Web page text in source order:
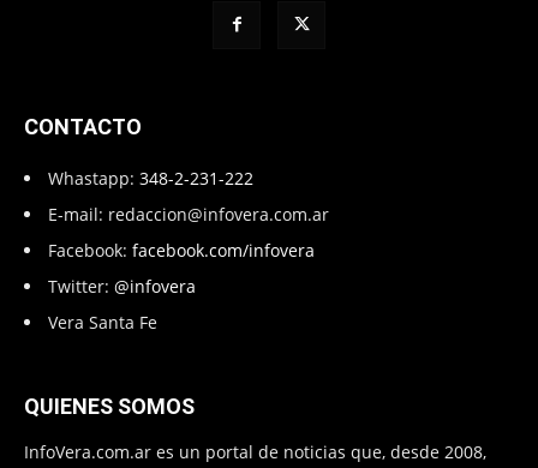
CONTACTO
Whastapp: 348-2-231-222
E-mail: redaccion@infovera.com.ar
Facebook: facebook.com/infovera
Twitter: @infovera
Vera Santa Fe
QUIENES SOMOS
InfoVera.com.ar es un portal de noticias que, desde 2008,